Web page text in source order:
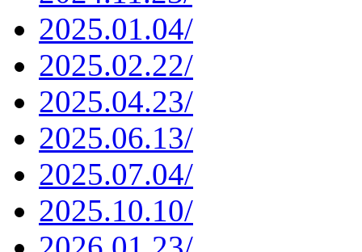
2025.01.04/
2025.02.22/
2025.04.23/
2025.06.13/
2025.07.04/
2025.10.10/